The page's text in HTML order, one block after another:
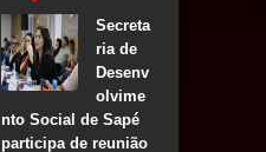
Secreta
ria de
Desenv
olvime
nto Social de Sapé
participa de reunião